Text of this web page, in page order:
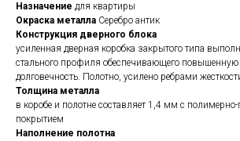
Назначение для квартиры
Окраска металла Серебро антик
Конструкция дверного блока
усиленная дверная коробка закрытого типа
стального профиля обеспечивающего повышенную
долговечность. Полотно, усилено ребрами
Толщина металла
в коробе и полотне составляет 1,4 мм с
покрытием
Наполнение полотна